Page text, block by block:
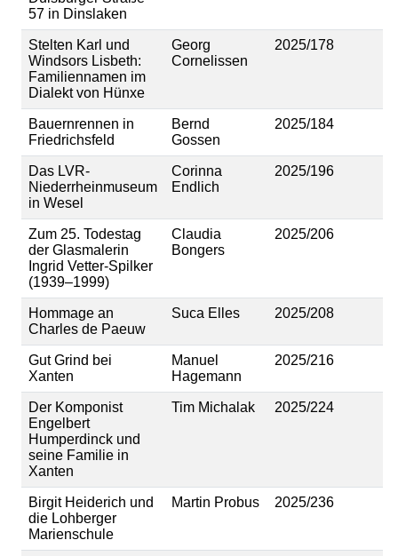
57 in Dinslaken
Stelten Karl und
Windsors Lisbeth:
Familiennamen im
Dialekt von Hünxe
Georg
Cornelissen
2025/178
Bauernrennen in
Friedrichsfeld
Bernd
Gossen
2025/184
Das LVR-
Niederrheinmuseum
in Wesel
Corinna
Endlich
2025/196
Zum 25. Todestag
der Glasmalerin
Ingrid Vetter-Spilker
(1939–1999)
Claudia
Bongers
2025/206
Hommage an
Charles de Paeuw
Suca Elles 2025/208
Gut Grind bei
Xanten
Manuel
Hagemann
2025/216
Der Komponist
Engelbert
Humperdinck und
seine Familie in
Xanten
Tim Michalak 2025/224
Birgit Heiderich und
die Lohberger
Marienschule
Martin Probus 2025/236